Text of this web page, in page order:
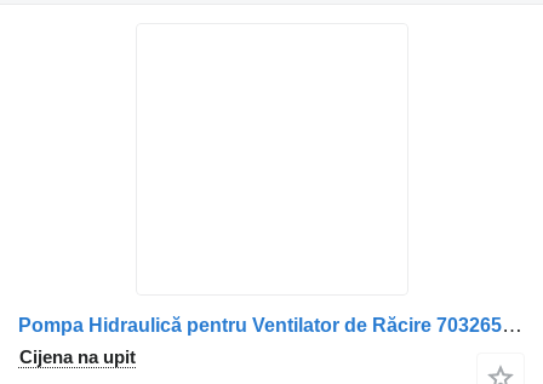
Pompa Hidraulică pentru Ventilator de Răcire 70326554 hidraulična pumpa za Volvo 971101-2 L 300 kamiona
Cijena na upit